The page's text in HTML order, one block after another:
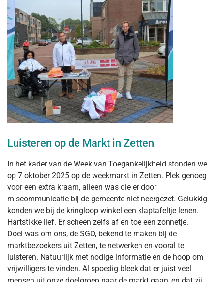
Luisteren op de Markt in Zetten
In het kader van de Week van Toegankelijkheid stonden we
op 7 oktober 2025 op de weekmarkt in Zetten. Plek genoeg
voor een extra kraam, alleen was die er door
miscommunicatie bij de gemeente niet neergezet. Gelukkig
konden we bij de kringloop winkel een klaptafeltje lenen.
Hartstikke lief. Er scheen zelfs af en toe een zonnetje.
Doel was om ons, de SGO, bekend te maken bij de
marktbezoekers uit Zetten, te netwerken en vooral te
luisteren. Natuurlijk met nodige informatie en de hoop om
vrijwilligers te vinden. Al spoedig bleek dat er juist veel
mensen uit onze doelgroep naar de markt gaan, en dat zij